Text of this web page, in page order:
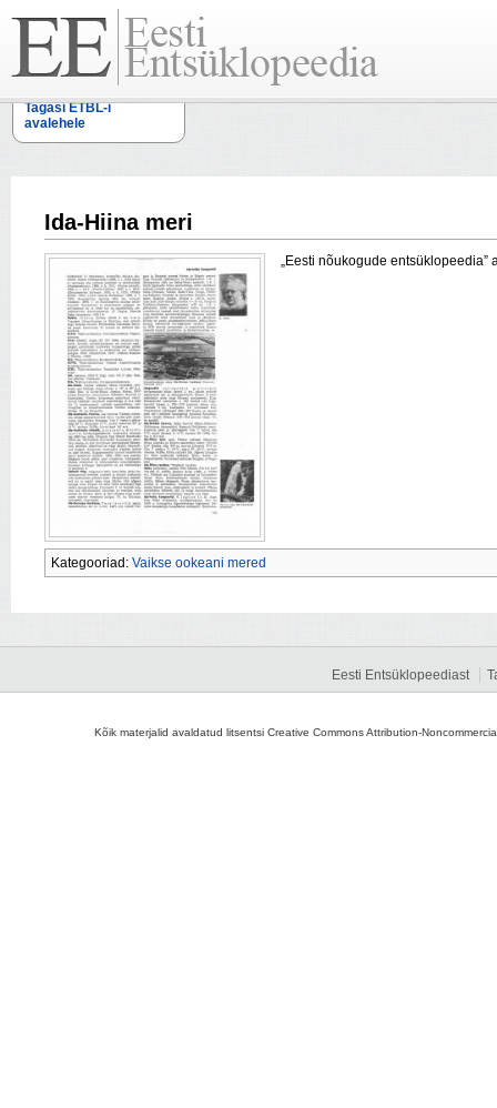
Tagasi ETBL-i
avalehele
Ida-Hiina meri
„Eesti nõukogude
Kategooriad: Vaikse ookeani mered
Eesti Entsüklopeediast
Kõik materjalid avaldatud litsentsi Creative Commons Attribution-